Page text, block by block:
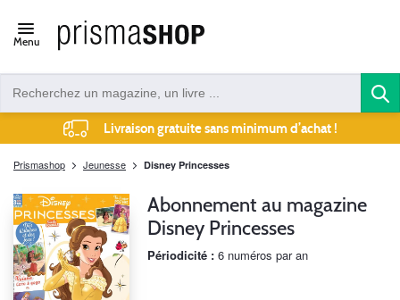
Open/close
navigation
Menu
Livraison gratuite sans minimum d’achat !
Prismashop Jeunesse Disney Princesses
Abonnement au magazine
Disney Princesses
Périodicité : 6 numéros par an